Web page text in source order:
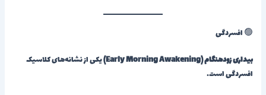
🟢 افسردگی
بیداری زودهنگام (Early Morning Awakening)
یکی از نشانه‌های کلاسیک
افسردگی است.